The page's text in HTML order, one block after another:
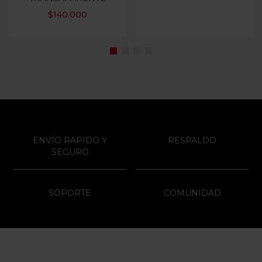
$140.000
ENVÍO RAPIDO Y
SEGURO
RESPALDO
SOPORTE COMUNIDAD